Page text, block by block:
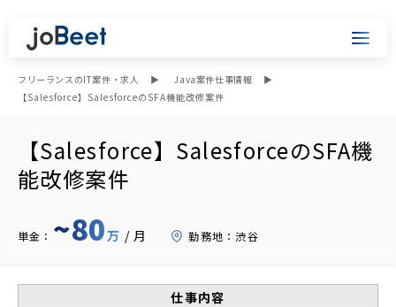
フリーランスのIT案件・求人
Java案件仕事情報
【Salesforce】SalesforceのSFA機能改修案件
【Salesforce】SalesforceのSFA機
能改修案件
単金： ~80万 /月 勤務地：渋谷
仕事内容